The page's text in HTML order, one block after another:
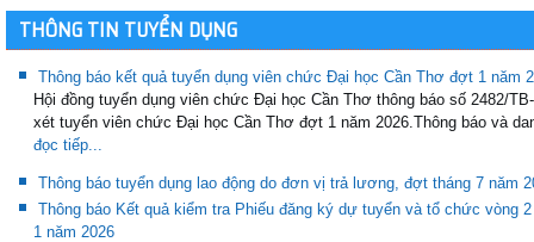
THÔNG TIN TUYỂN DỤNG
Thông báo kết quả tuyển dụng viên chức Đại học Cần Thơ đợt 1 năm
Hội đồng tuyển dụng viên chức Đại học Cần Thơ thông báo số 2482/
xét tuyển viên chức Đại học Cần Thơ đợt 1 năm 2026.Thông báo và
đọc tiếp...
Thông báo tuyển dụng lao động do đơn vị trả lương, đợt tháng 7 năm
Thông báo Kết quả kiểm tra Phiếu đăng ký dự tuyển và tổ chức
1 năm 2026